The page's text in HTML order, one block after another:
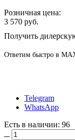
Розничная цена:
3 570 руб.
Получить
Ответим быстро в
Telegram
WhatsApp
Есть в наличии: 96